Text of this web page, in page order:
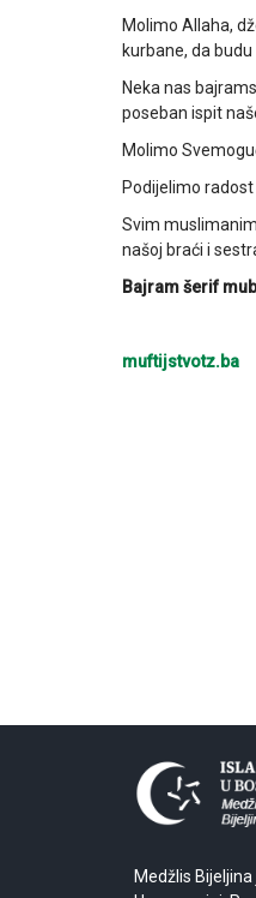
Molimo Allaha,
kurbane, da
Neka nas
poseban ispit
Molimo
Podijelimo
Svim
našoj braći i
Bajram šerif
muftijstvotz.ba
Medžlis